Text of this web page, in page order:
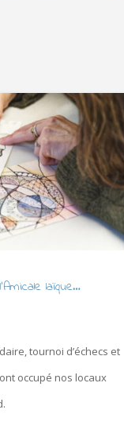
laïque…
tournoi d’échecs et
occupé nos locaux